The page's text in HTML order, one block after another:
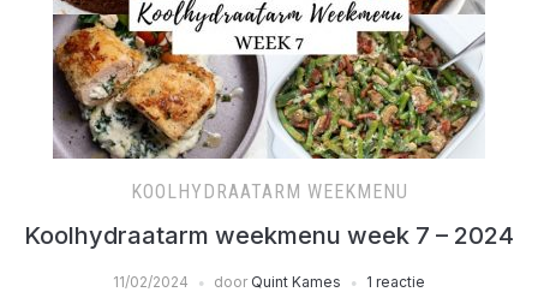
KOOLHYDRAATARM WEEKMENU
Koolhydraatarm weekmenu week 7 – 2024
11/02/2024 door Quint Kames 1 reactie